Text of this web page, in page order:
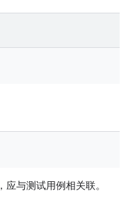
，应与测试用例相关联。